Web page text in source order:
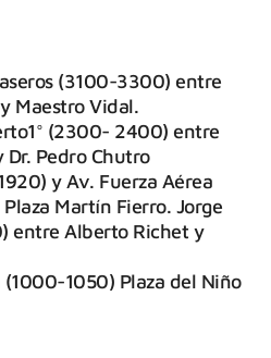
(3100-3300) entre
Maestro Vidal.
(2300- 2400) entre
Dr. Pedro Chutro
y Av. Fuerza Aérea
Martín Fierro. Jorge
entre Alberto Richet y
(1000-1050) Plaza del Niño